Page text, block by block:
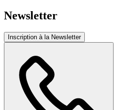
Newsletter
Inscription à la Newsletter